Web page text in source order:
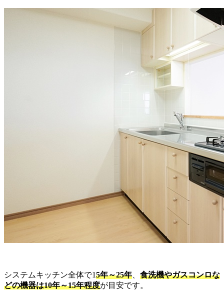
システムキッチン全体で15年～25年、 食洗機やガスコンロな
どの機器は10年～15年程度が目安です。